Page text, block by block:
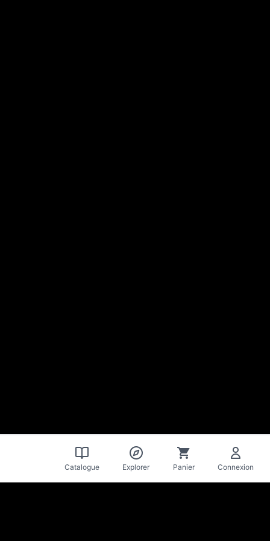
Catalogue Explorer Panier Connexion